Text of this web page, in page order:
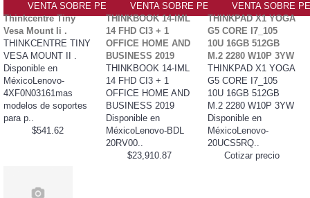
VENTA SOBRE PEDIDO PO
Thinkcentre Tiny
Vesa Mount Ii .
THINKCENTRE TINY
VESA MOUNT II .
Disponible en
MéxicoLenovo-
4XF0N03161mas
modelos de soportes
para p..
$541.62
VENTA SOBRE PEDIDO PO
THINKBOOK 14-IML
14 FHD CI3 + 1
OFFICE HOME AND
BUSINESS 2019
THINKBOOK 14-IML
14 FHD CI3 + 1
OFFICE HOME AND
BUSINESS 2019
Disponible en
MéxicoLenovo-BDL
20RV00..
$23,910.87
VENTA SOBRE
THINKPAD X1 YOGA
G5 CORE I7_105
10U 16GB 512GB
M.2 2280 W10P 3YW
THINKPAD X1 YOGA
G5 CORE I7_105
10U 16GB 512GB
M.2 2280 W10P 3YW
Disponible en
MéxicoLenovo-
20UCS5RQ..
Cotizar precio